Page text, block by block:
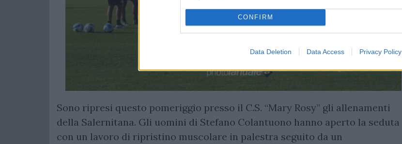
CONFIRM
Data Deletion Data Access Privacy Policy
Sono ripresi questo pomeriggio presso il C.S. “Mary Rosy” gli allenamenti
della Salernitana. Gli uomini di Stefano Colantuono hanno aperto la seduta
con un lavoro di ripristino muscolare in palestra seguito da un